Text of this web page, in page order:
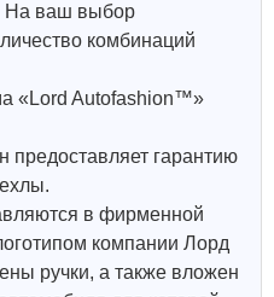
На ваш выбор
комбинаций
«Lord Autofashion™»
предоставляет гарантию
в фирменной
компании Лорд
ручки, а также вложен